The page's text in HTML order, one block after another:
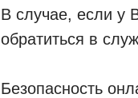
В случае, если у
обратиться в
Безопасность